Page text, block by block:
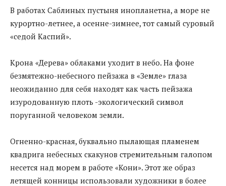
В работах Саблиных пустыня инопланетна, а море не
курортно-летнее, а осенне-зимнее, тот самый суровый
«седой Каспий».
Крона «Дерева» облаками уходит в небо. На фоне
безмятежно-небесного пейзажа в «Земле» глаза
неожиданно для себя находят как часть пейзажа
изуродованную плоть -экологический символ
поруганной человеком земли.
Огненно-красная, буквально пылающая пламенем
квадрига небесных скакунов стремительным галопом
несется над морем в работе «Кони». Этот же образ
летящей конницы использовали художники в более